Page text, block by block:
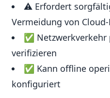
⚠️ Erfordert
Vermeidung von
✅
verifizieren
✅ Kann offline
konfiguriert